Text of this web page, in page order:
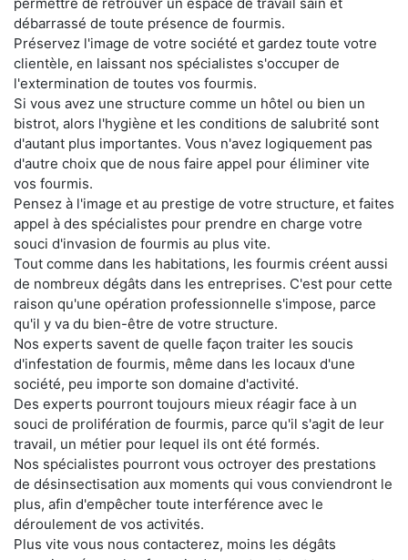
permettre de retrouver un espace de travail sain et
débarrassé de toute présence de fourmis.
Préservez l'image de votre société et gardez toute votre
clientèle, en laissant nos spécialistes s'occuper de
l'extermination de toutes vos fourmis.
Si vous avez une structure comme un hôtel ou bien un
bistrot, alors l'hygiène et les conditions de salubrité sont
d'autant plus importantes. Vous n'avez logiquement pas
d'autre choix que de nous faire appel pour éliminer vite
vos fourmis.
Pensez à l'image et au prestige de votre structure, et faites
appel à des spécialistes pour prendre en charge votre
souci d'invasion de fourmis au plus vite.
Tout comme dans les habitations, les fourmis créent aussi
de nombreux dégâts dans les entreprises. C'est pour cette
raison qu'une opération professionnelle s'impose, parce
qu'il y va du bien-être de votre structure.
Nos experts savent de quelle façon traiter les soucis
d'infestation de fourmis, même dans les locaux d'une
société, peu importe son domaine d'activité.
Des experts pourront toujours mieux réagir face à un
souci de prolifération de fourmis, parce qu'il s'agit de leur
travail, un métier pour lequel ils ont été formés.
Nos spécialistes pourront vous octroyer des prestations
de désinsectisation aux moments qui vous conviendront le
plus, afin d'empêcher toute interférence avec le
déroulement de vos activités.
Plus vite vous nous contacterez, moins les dégâts